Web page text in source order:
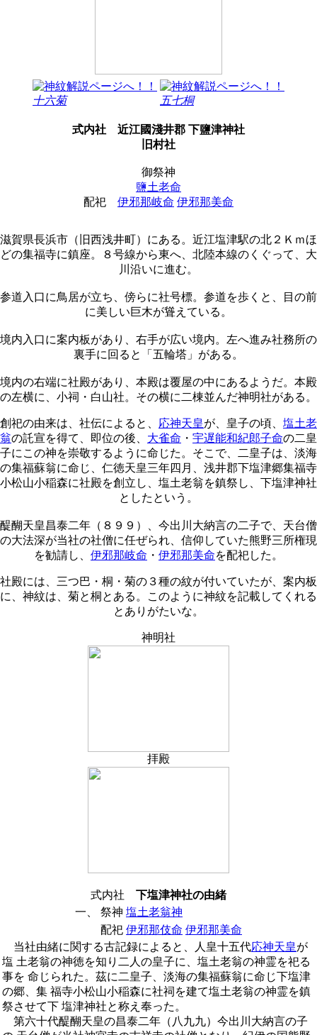
十六菊 五七桐
式内社
近江國淺井郡 下鹽津神社
旧村社
御祭神
鹽土老命
配祀 伊邪那岐命 伊邪那美命
滋賀県長浜市（旧西浅井町）にある。近江塩津駅の北２Ｋｍほ
どの集福寺に鎮座。８号線から東へ、北陸本線のくぐって、大
川沿いに進む。
参道入口に鳥居が立ち、傍らに社号標。参道を歩くと、目の前
に美しい巨木が聳えている。
境内入口に案内板があり、右手が広い境内。左へ進み社務所の
裏手に回ると「五輪塔」がある。
境内の右端に社殿があり、本殿は覆屋の中にあるようだ。本殿
の左横に、小祠・白山社。その横に二棟並んだ神明社がある。
創祀の由来は、社伝によると、 応神天皇が、皇子の頃、 塩土老
翁の託宣を得て、即位の後、 大雀命 ・ 宇遅能和紀郎子命の二皇
子にこの神を崇敬するように命じた。そこで、二皇子は、淡海
の集福蘇翁に命じ、仁徳天皇三年四月、浅井郡下塩津郷集福寺
小松山小稲森に社殿を創立し、塩土老翁を鎮祭し、下塩津神社
としたという。
醍醐天皇昌泰二年（８９９）、今出川大納言の二子で、天台僧
の大法深が当社の社僧に任ぜられ、信仰していた熊野三所権現
を勧請し、 伊邪那岐命 ・ 伊邪那美命を配祀した。
社殿には、三つ巴・桐・菊の３種の紋が付いていたが、案内板
に、神紋は、菊と桐とある。このように神紋を記載してくれる
とありがたいな。
神明社
拝殿
式内社 下塩津神社の由緒
一、
祭神 塩土老翁神
配祀 伊邪那伎命 伊邪那美命
当社由緒に関する古記録によると、人皇十五代応神天皇が
塩 土老翁の神徳を知り二人の皇子に、塩土老翁の神霊を祀る
事を 命じられた。茲に二皇子、淡海の集福蘇翁に命じ下塩津
の郷、集 福寺小松山小稲森に社祠を建て塩土老翁の神霊を鎮
祭させて下 塩津神社と称え奉った。
第六十代醍醐天皇の昌泰二年（八九九）今出川大納言の子